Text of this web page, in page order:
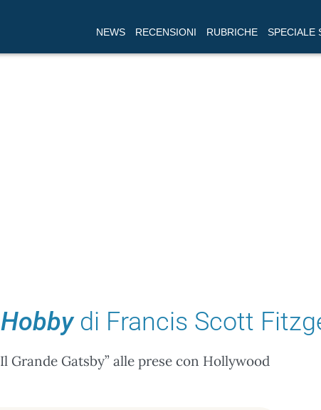
NEWS RECENSIONI RUBRICHE SPECIALE
di Francis Scott
Grande Gatsby” alle prese con Hollywood